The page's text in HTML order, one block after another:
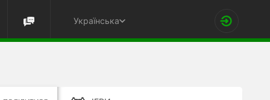
Українська